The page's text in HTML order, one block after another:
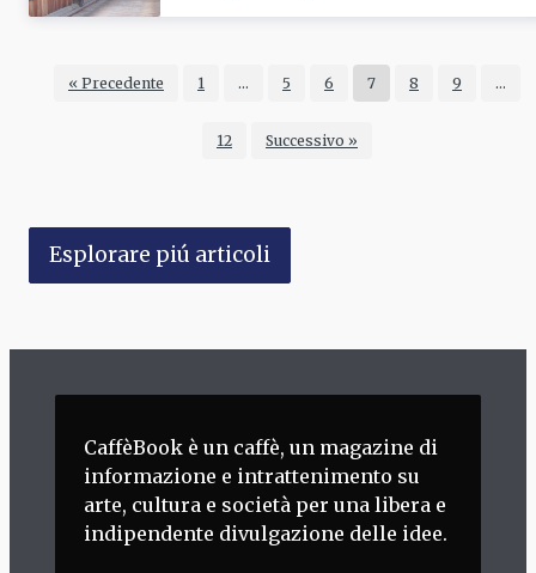
« Precedente 1 … 5 6 7 8 9 …
12 Successivo »
Esplorare piú articoli
CaffèBook è un caffè, un magazine di
informazione e intrattenimento su
arte, cultura e società per una libera e
indipendente divulgazione delle idee.